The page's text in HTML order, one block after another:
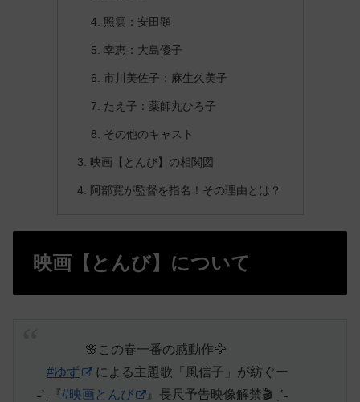
照雲：安田顕
幸恵：大島優子
市川美佐子：麻生久美子
たえ子：薬師丸ひろ子
その他のキャスト
映画【とんび】の相関図
阿部寛が監督を指名！その理由とは？
映画【とんび】について
⠀⠀⠀⠀⠀🌸この春一番の感動作🦅
#ゆず
による主題歌「風信子」が紡ぐー
˗ˋˏ『#映画とんび 』長尺予告映像解禁🎬 ˎˊ˗